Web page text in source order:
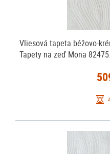
Vliesová tapeta béžovo-
Tapety na zeď Mona